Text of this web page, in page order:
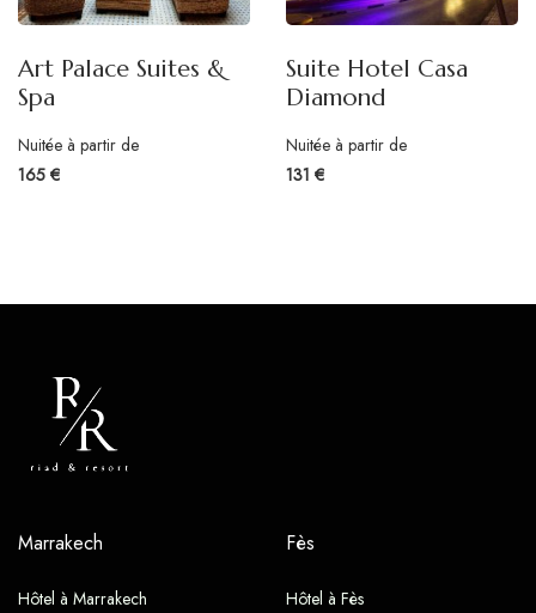
Art Palace Suites &
Spa
Nuitée à partir de
165 €
Suite Hotel Casa
Diamond
Nuitée à partir de
131 €
Marrakech
Hôtel à Marrakech
Fès
Hôtel à Fès